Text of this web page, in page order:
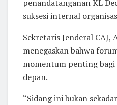
penandatanganan KL
suksesi internal
Sekretaris Jenderal CAJ,
menegaskan bahwa
momentum penting bagi
depan.
“Sidang ini bukan